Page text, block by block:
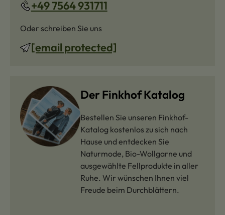
+49 7564 931711
Oder schreiben Sie uns
[email protected]
Der Finkhof Katalog
Bestellen Sie unseren Finkhof-
Katalog kostenlos zu sich nach
Hause und entdecken Sie
Naturmode, Bio-Wollgarne und
ausgewählte Fellprodukte in aller
Ruhe. Wir wünschen Ihnen viel
Freude beim Durchblättern.